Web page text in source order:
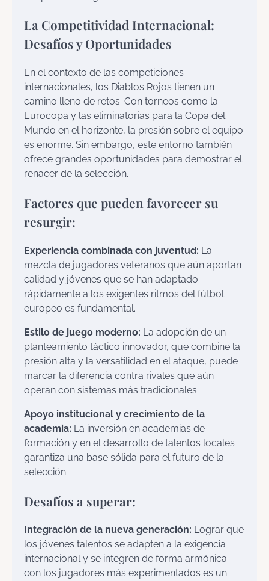
La Competitividad Internacional:
Desafíos y Oportunidades
En el contexto de las competiciones
internacionales, los Diablos Rojos tienen un
camino lleno de retos. Con torneos como la
Eurocopa y las eliminatorias para la Copa del
Mundo en el horizonte, la presión sobre el equipo
es enorme. Sin embargo, este entorno también
ofrece grandes oportunidades para demostrar el
renacer de la selección.
Factores que pueden favorecer su
resurgir:
Experiencia combinada con juventud: La
mezcla de jugadores veteranos que aún aportan
calidad y jóvenes que se han adaptado
rápidamente a los exigentes ritmos del fútbol
europeo es fundamental.
Estilo de juego moderno: La adopción de un
planteamiento táctico innovador, que combine la
presión alta y la versatilidad en el ataque, puede
marcar la diferencia contra rivales que aún
operan con sistemas más tradicionales.
Apoyo institucional y crecimiento de la
academia: La inversión en academias de
formación y en el desarrollo de talentos locales
garantiza una base sólida para el futuro de la
selección.
Desafíos a superar:
Integración de la nueva generación: Lograr que
los jóvenes talentos se adapten a la exigencia
internacional y se integren de forma armónica
con los jugadores más experimentados es un